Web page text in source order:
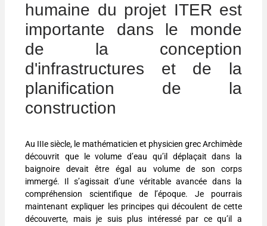
humaine du projet ITER est
importante dans le monde
de la conception
d'infrastructures et de la
planification de la
construction
Au IIIe siècle, le mathématicien et physicien grec Archimède
découvrit que le volume d’eau qu’il déplaçait dans la
baignoire devait être égal au volume de son corps
immergé. Il s’agissait d’une véritable avancée dans la
compréhension scientifique de l’époque. Je pourrais
maintenant expliquer les principes qui découlent de cette
découverte, mais je suis plus intéressé par ce qu’il a